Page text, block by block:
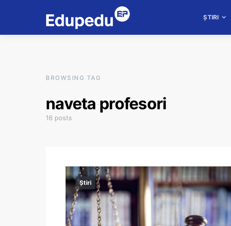
ȘTIRI
BROWSING TAG
naveta profesori
16 posts
Știri